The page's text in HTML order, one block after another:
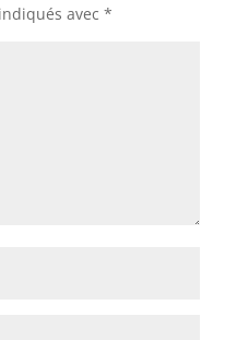
avec *